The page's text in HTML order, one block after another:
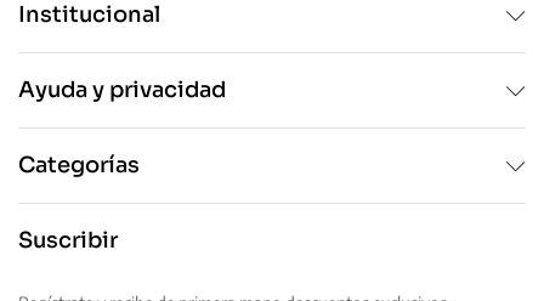
Institucional
Ayuda y privacidad
Categorías
Suscribir